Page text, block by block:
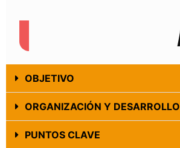
OBJETIVO
ORGANIZACIÓN Y DESARROLLO
PUNTOS CLAVE